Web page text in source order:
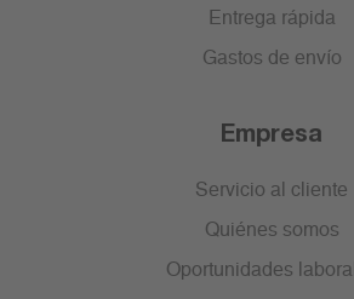
Entrega rápida
Gastos de envío
Empresa
Servicio al cliente
Quiénes somos
Oportunidades